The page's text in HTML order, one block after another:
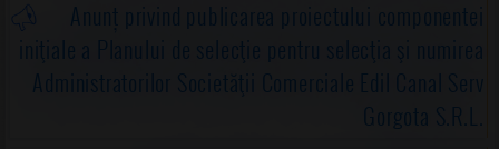
Anunț privind publicarea proiectului componentei
iniţiale a Planului de selecţie pentru selecţia şi numirea
Administratorilor Societăţii Comerciale Edil Canal Serv
Gorgota S.R.L.